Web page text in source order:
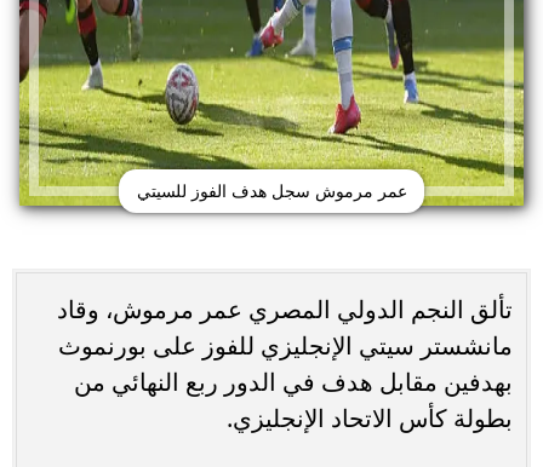
عمر مرموش سجل هدف الفوز للسيتي
تألق النجم الدولي المصري عمر مرموش، وقاد
مانشستر سيتي الإنجليزي للفوز على بورنموث
بهدفين مقابل هدف في الدور ربع النهائي من
بطولة كأس الاتحاد الإنجليزي.